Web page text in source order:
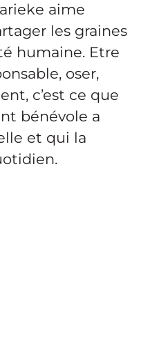
aime
les graines
humaine. Etre
oser,
c’est ce que
bénévole a
et qui la